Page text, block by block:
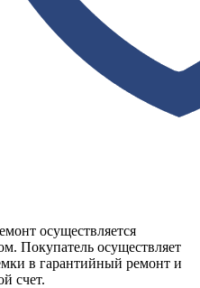
осуществляется
Покупатель осуществляет
в гарантийный ремонт и
счет.